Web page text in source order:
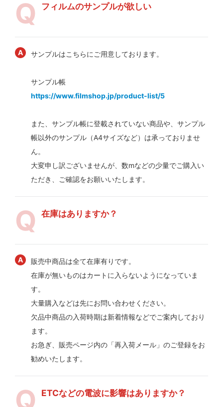
フィルムのサンプルが欲しい
サンプルはこちらにご用意しております。
サンプル帳
https://www.filmshop.jp/product-list/5
また、サンプル帳に登載されていない商品や、サンプル
帳以外のサンプル（A4サイズなど）は承っておりませ
ん。
大変申し訳ございませんが、数mなどの少量でご購入い
ただき、ご確認をお願いいたします。
在庫はありますか？
販売中商品は全て在庫有りです。
在庫が無いものはカートに入らないようになっていま
す。
大量購入などは先にお問い合わせください。
欠品中商品の入荷時期は新着情報などでご案内しており
ます。
お急ぎ、販売ページ内の「再入荷メール」のご登録をお
勧めいたします。
ETCなどの電波に影響はありますか？